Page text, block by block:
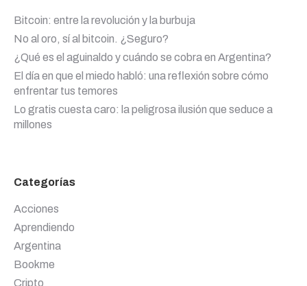
Bitcoin: entre la revolución y la burbuja
No al oro, sí al bitcoin. ¿Seguro?
¿Qué es el aguinaldo y cuándo se cobra en Argentina?
El día en que el miedo habló: una reflexión sobre cómo
enfrentar tus temores
Lo gratis cuesta caro: la peligrosa ilusión que seduce a
millones
Categorías
Acciones
Aprendiendo
Argentina
Bookme
Cripto